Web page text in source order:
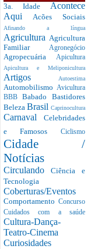
3a. Idade Acontece
Aqui Acões Sociais
Afinando a língua
Agricultura Agricultura
Familiar Agronegócio
Agropecuária Apicultura
Apicultura e Meliponicultura
Artigos Autoestima
Automobilismo Avicultura
BBBBabado Bastidores
Beleza Brasil Caprinocultura
Carnaval Celebridades
e Famosos Ciclismo
Cidade /
Notícias
CirculandoCiência e
Tecnologia
Coberturas/Eventos
Comportamento Concurso
Cuidados com a saúde
Cultura-Dança-
Teatro-Cinema
Curiosidades